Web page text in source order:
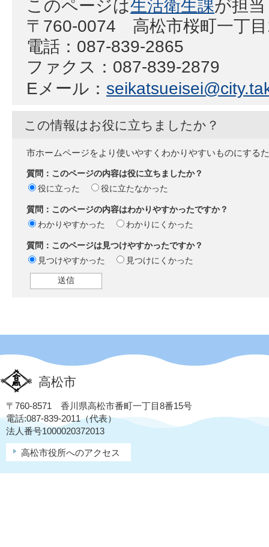
このページは生活衛生課が担
〒760-0074 高松市桜町一丁
電話：087-839-2865
ファクス：087-839-2879
Eメール：
この情報はお役に立ちましたか？
市ホームページをより使いやすくわかりやすいものにする
質問：このページの内容は役に立ちましたか？
役に立った
役に立たなかった
質問：このページの内容はわかりやすかったですか？
わかりやすかった
わかりにくかった
質問：このページは見つけやすかったですか？
見つけやすかった
見つけにくかった
高松市
〒760-8571 香川県高松市番町一丁目8番15号
電話:087-839-2011（代表）
法人番号1000020372013
高松市役所へのアクセス